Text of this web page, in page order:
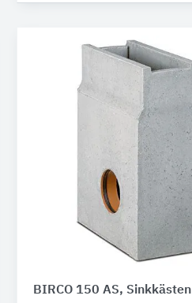
BIRCO 150 AS, Sinkkästen